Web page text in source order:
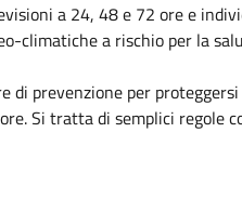
a 24, 48 e 72 ore e
climatiche a rischio per la
prevenzione per proteggersi
Si tratta di semplici regole